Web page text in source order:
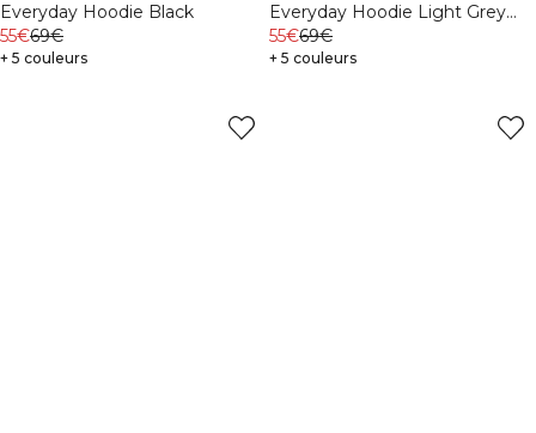
Everyday Hoodie Black
55€69€
+ 5 couleurs
Everyday Hoodie Light Grey
Melange
55€69€
+ 5 couleurs